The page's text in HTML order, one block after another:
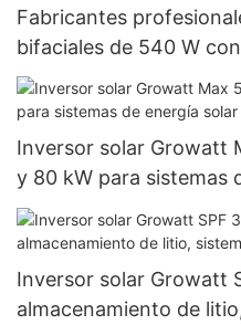
Fabricantes
bifaciales de 540 W
sección y alta eficiencia.
Inversor solar Growatt
y 80 kW para sistemas
Inversor solar Growatt
almacenamiento de